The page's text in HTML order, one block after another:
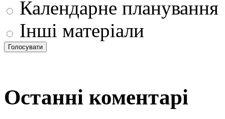
Календарне планування
Інші матеріали
Останні коментарі